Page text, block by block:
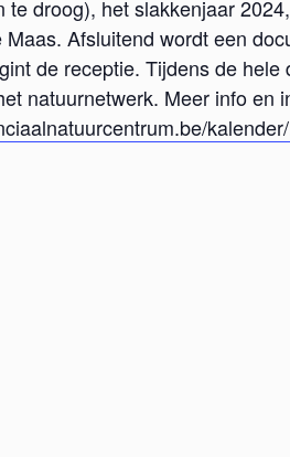
te droog), het slakkenjaar
Maas. Afsluitend wordt een
de receptie. Tijdens de
natuurnetwerk. Meer info en